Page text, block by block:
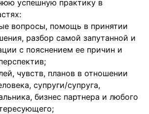
успешную практику в
вопросы, помощь в принятии
разбор самой запутанной и
с пояснением ее причин и
чувств, планов в отношении
супруги/супруга,
бизнес партнера и любого